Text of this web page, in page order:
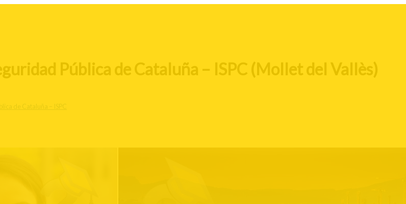
Pública de Cataluña – ISPC (Mollet del Vallès)
de Cataluña – ISPC